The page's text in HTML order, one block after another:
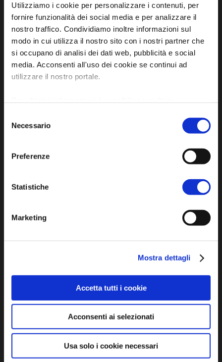
Utilizziamo i cookie per personalizzare i contenuti, per
fornire funzionalità dei social media e per analizzare il
nostro traffico. Condividiamo inoltre informazioni sul
modo in cui utilizza il nostro sito con i nostri partner che
si occupano di analisi dei dati web, pubblicità e social
media. Acconsenti all'uso dei cookie se continui ad
utilizzare il nostro portale.
delNecessario
Preferenze
Statistiche
Marketing
Mostra dettagli
Accetta tutti i cookie
Acconsenti ai selezionati
Usa solo i cookie necessari
48012 Bagnacavallo (RA)
Tel. +39 0545 280898
turismo@unione.labassaromagna.it
P.IVA e Cod. Fiscale 02291370399
P.E.C. pg.unione.labassaromagna.it@legalmail.it
Arts and Culture
Environment and nature
Characters , History And Tradition
TASTE